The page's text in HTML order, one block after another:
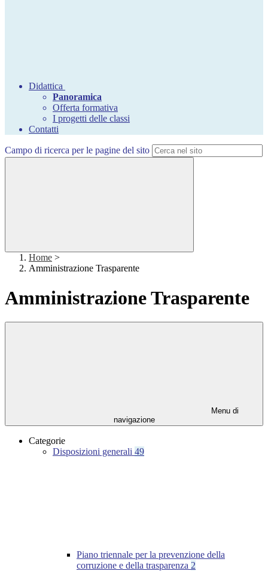
Didattica
Panoramica
Offerta formativa
I progetti delle classi
Contatti
Campo di ricerca per le pagine del sito
Home >
Amministrazione Trasparente
Amministrazione Trasparente
Menu di
navigazione
Categorie
Disposizioni generali 49
Piano triennale per la prevenzione della
corruzione e della trasparenza 2